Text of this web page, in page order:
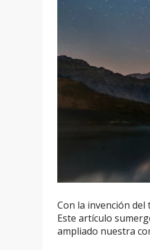
Con la invención
Este artículo
ampliado nuestra